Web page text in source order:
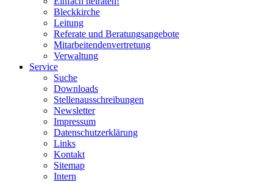
Bleckkirche
Leitung
Referate und Beratungsangebote
Mitarbeitendenvertretung
Verwaltung
Service
Suche
Downloads
Stellenausschreibungen
Newsletter
Impressum
Datenschutzerklärung
Links
Kontakt
Sitemap
Intern